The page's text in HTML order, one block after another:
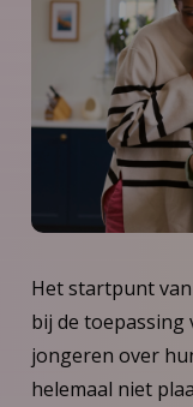
Het startpunt
bij de toepassing
jongeren over
helemaal niet